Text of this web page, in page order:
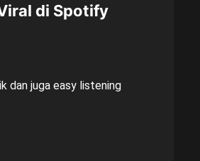
di Spotify
dan juga easy listening